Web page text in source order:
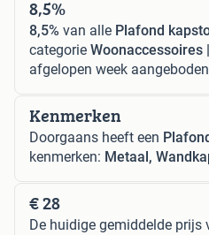
8,5%
8,5% van alle Plafond
categorie Woonaccessoires
afgelopen week
Kenmerken
Doorgaans heeft een
kenmerken: Metaal,
€ 28
De huidige gemiddelde prijs